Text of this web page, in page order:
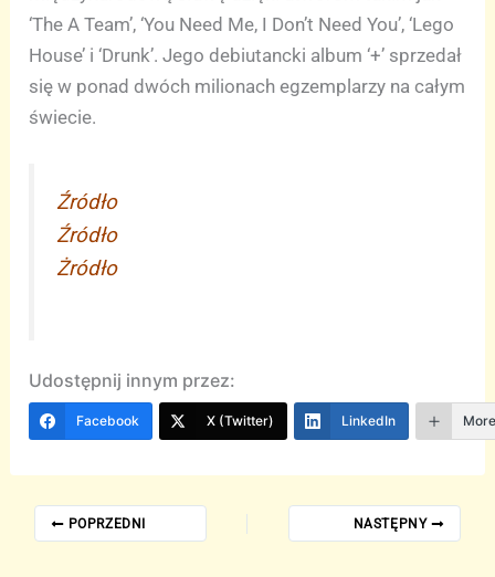
‘The A Team’, ‘You Need Me, I Don’t Need You’, ‘Lego
House’ i ‘Drunk’. Jego debiutancki album ‘+’ sprzedał
się w ponad dwóch milionach egzemplarzy na całym
świecie.
Źródło
Źródło
Żródło
Udostępnij innym przez:
Facebook X (Twitter) LinkedIn
POPRZEDNI NASTĘPNY